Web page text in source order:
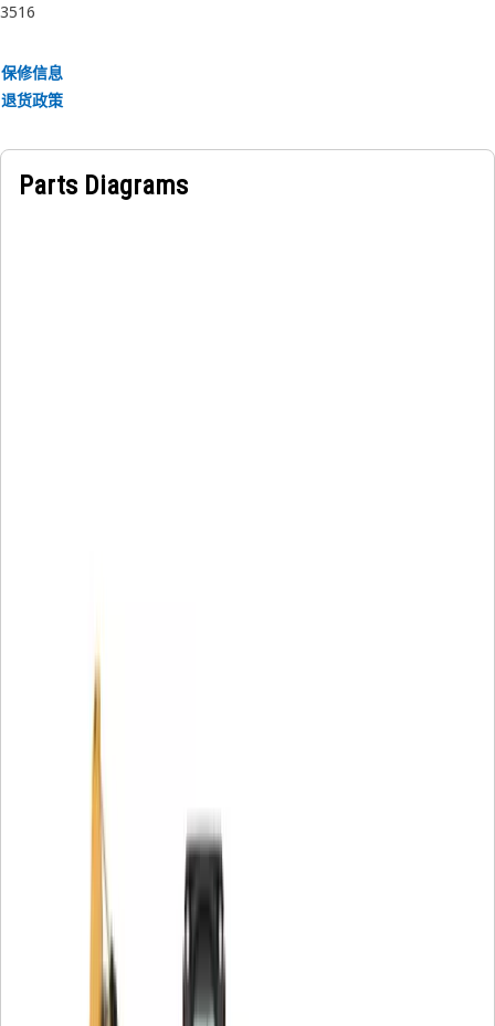
3516
保修信息
退货政策
Parts Diagrams